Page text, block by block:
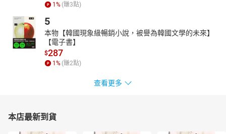
1% (賺3點)
5
本物【韓國現象級暢銷小說，被譽為韓國文學的未來】
【電子書】
$287
1% (賺2點)
查看更多
本店最新到貨